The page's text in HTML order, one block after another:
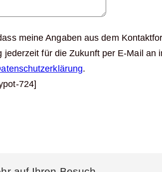
meine Angaben aus dem
jederzeit für die Zukunft per E-Mail
.
724]